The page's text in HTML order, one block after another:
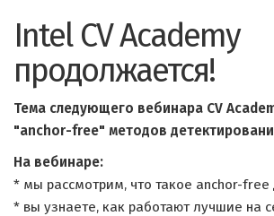
Intel CV Academy
продолжается!
Тема следующего вебинара CV
"anchor-free" методов
На вебинаре:
* мы рассмотрим, что такое anchor-free
* вы узнаете, как работают лучшие на